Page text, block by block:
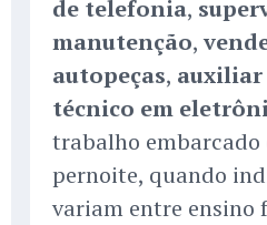
de telefonia,
manutenção,
autopeças, auxiliar
técnico em
trabalho embarcado
pernoite, quando
variam entre ensino